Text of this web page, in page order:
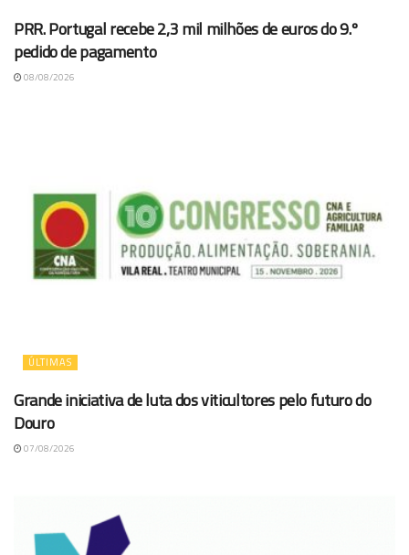
PRR. Portugal recebe 2,3 mil milhões de euros do 9.º
pedido de pagamento
08/08/2026
ÚLTIMAS
Grande iniciativa de luta dos viticultores pelo futuro do
Douro
07/08/2026